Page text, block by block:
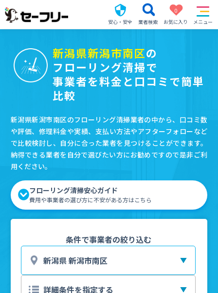
安心・安全 業者検索
0
お気に入り
メニュー
新潟県新潟市南区の
フローリング清掃で
事業者を料金と口コミで簡単
比較
新潟県新潟市南区のフローリング清掃業者の中から、口コミ数
や評価、修理料金や実績、支払い方法やアフターフォローなど
で比較検討し、自分に合った業者を見つけることができます。
納得できる業者を自分で選びたい方にお勧めですので是非ご利
用ください。
フローリング清掃安心ガイド
費用や事業者の選び方に不安がある方はこちら
条件で事業者の絞り込む